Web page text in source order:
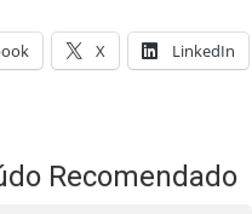
X LinkedIn
Recomendado